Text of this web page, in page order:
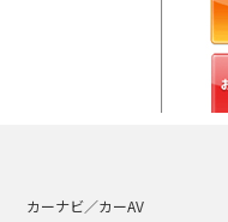
カーナビ／カーAV